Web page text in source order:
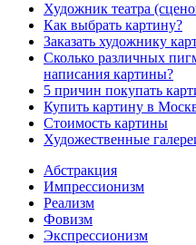
Художник театра
Как выбрать картину?
Заказать художнику
Сколько различных
написания картины?
5 причин покупать
Купить картину в
Стоимость картины
Художественные
Абстракция
Импрессионизм
Реализм
Фовизм
Экспрессионизм